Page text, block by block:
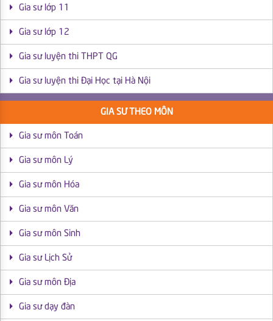
Gia sư lớp 11
Gia sư lớp 12
Gia sư luyện thi THPT QG
Gia sư luyện thi Đại Học tại Hà Nội
GIA SƯ THEO MÔN
Gia sư môn Toán
Gia sư môn Lý
Gia sư môn Hóa
Gia sư môn Văn
Gia sư môn Sinh
Gia sư Lịch Sử
Gia sư môn Địa
Gia sư dạy đàn